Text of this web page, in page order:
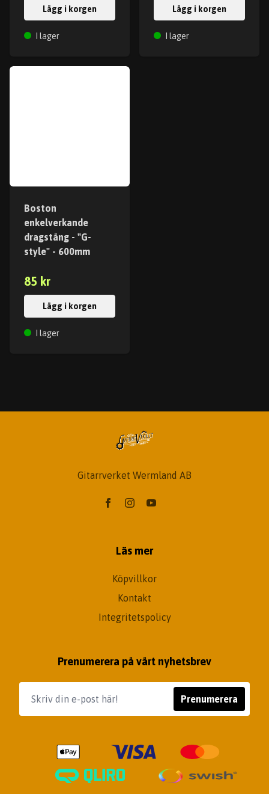
Lägg i korgen
I lager
Lägg i korgen
I lager
Boston
enkelverkande
dragstång - "G-
style" - 600mm
85 kr
Lägg i korgen
I lager
Gitarrverket Wermland AB
Läs mer
Köpvillkor
Kontakt
Integritetspolicy
Prenumerera på vårt nyhetsbrev
Prenumerera